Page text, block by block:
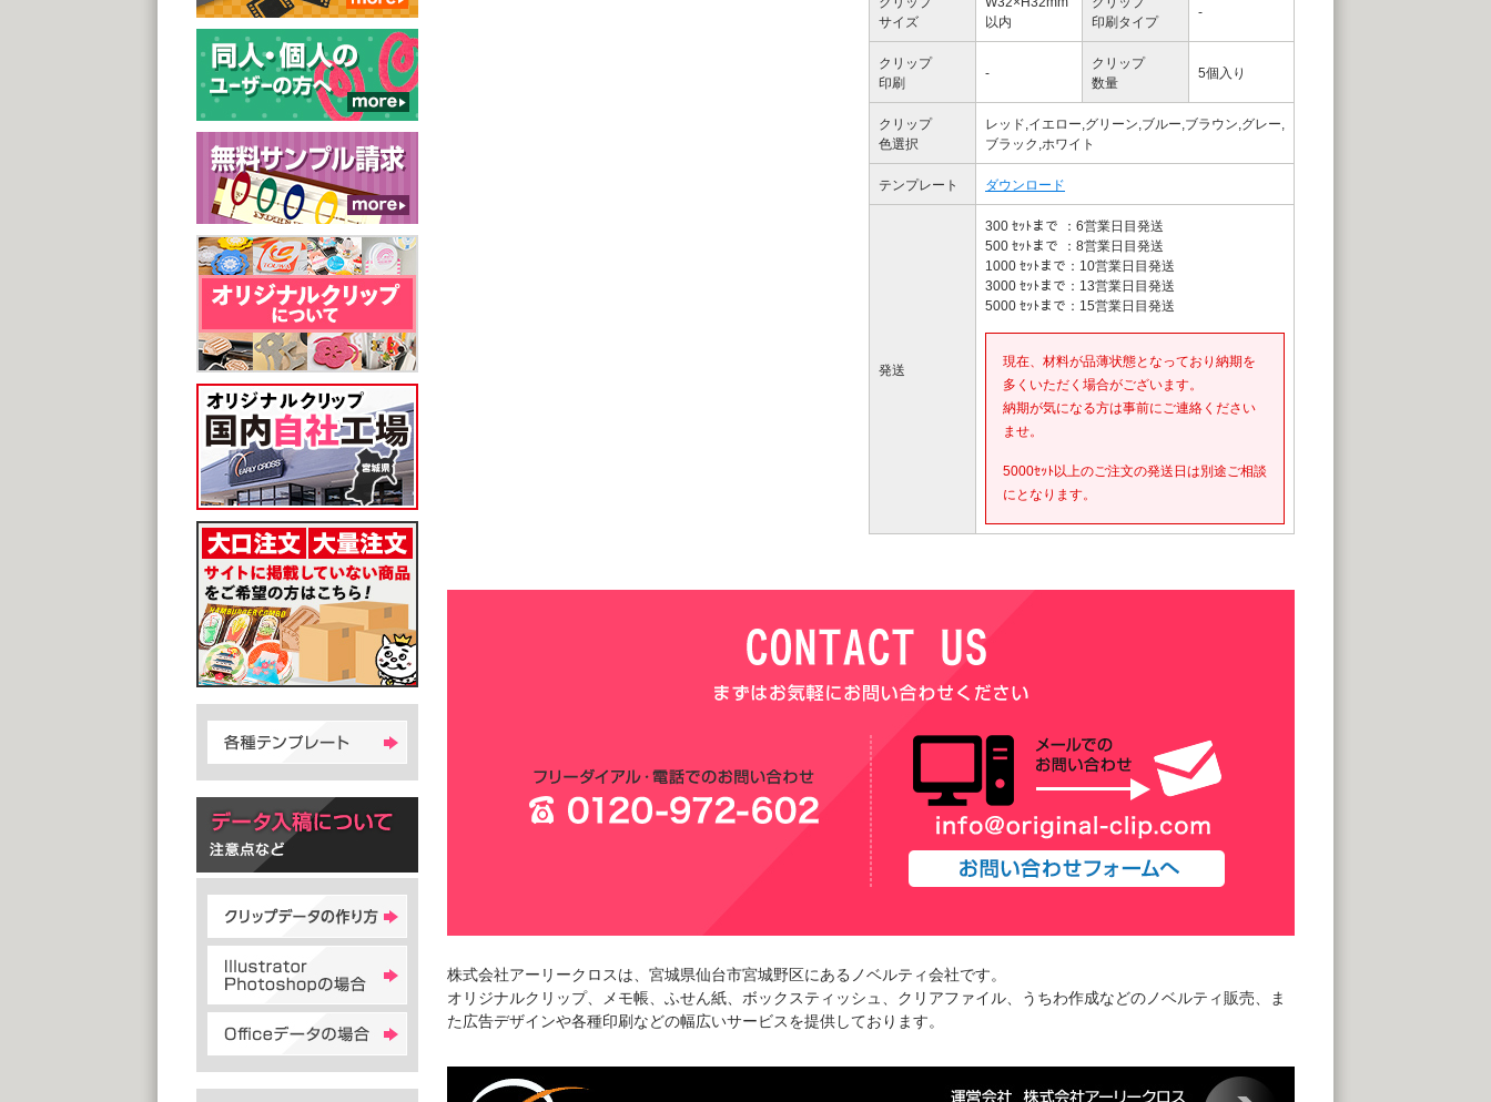
サイズ
以内
印刷タイプ
-
クリップ
印刷
-
クリップ
数量
5個入り
クリップ
色選択
レッド,イエロー,グリーン,ブルー,ブラウン,グレー,
ブラック,ホワイト
テンプレート ダウンロード
発送
300 ｾｯﾄまで
：6営業日目発送
500 ｾｯﾄまで
：8営業日目発送
1000 ｾｯﾄまで ：10営業日目発送
3000 ｾｯﾄまで ：13営業日目発送
5000 ｾｯﾄまで ：15営業日目発送
現在、材料が品薄状態となっており納期を
多くいただく場合がございます。
納期が気になる方は事前にご連絡ください
ませ。
5000ｾｯﾄ以上のご注文の発送日は別途ご相談
にとなります。
株式会社アーリークロスは、宮城県仙台市宮城野区にあるノベルティ会社です。
オリジナルクリップ、メモ帳、ふせん紙、ボックスティッシュ、クリアファイル、うちわ作成などのノベルティ販売、ま
た広告デザインや各種印刷などの幅広いサービスを提供しております。